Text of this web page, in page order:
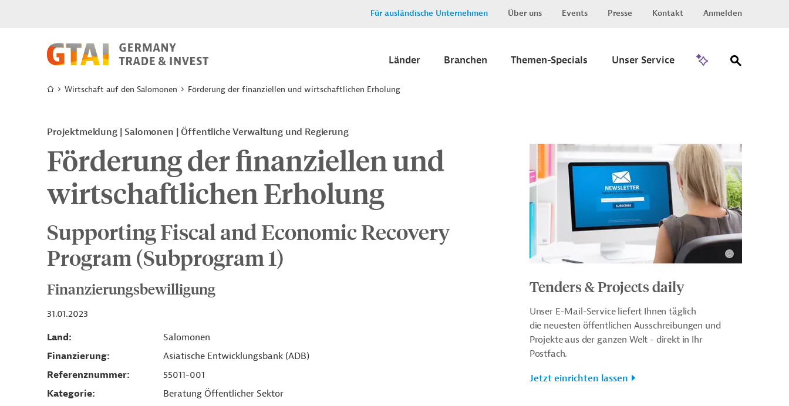
Für ausländische Unternehmen Über uns Events Presse Kontakt Anmelden
Länder Branchen Themen-Specials Unser Service
Wirtschaft auf den Salomonen Förderung der finanziellen und wirtschaftlichen Erholung
Projektmeldung Salomonen Öffentliche Verwaltung und Regierung
Förderung der finanziellen und
wirtschaftlichen Erholung
Supporting Fiscal and Economic Recovery
Program (Subprogram 1)
Finanzierungsbewilligung
31.01.2023
Land
Salomonen
Finanzierung
Asiatische Entwicklungsbank (ADB)
Referenznummer
55011-001
Kategorie
Beratung Öffentlicher Sektor
Tenders & Projects daily
Unser E-Mail-Service liefert Ihnen täglich
die neuesten öffentlichen Ausschreibungen und
Projekte aus der ganzen Welt - direkt in Ihr
Postfach.
Jetzt einrichten lassen